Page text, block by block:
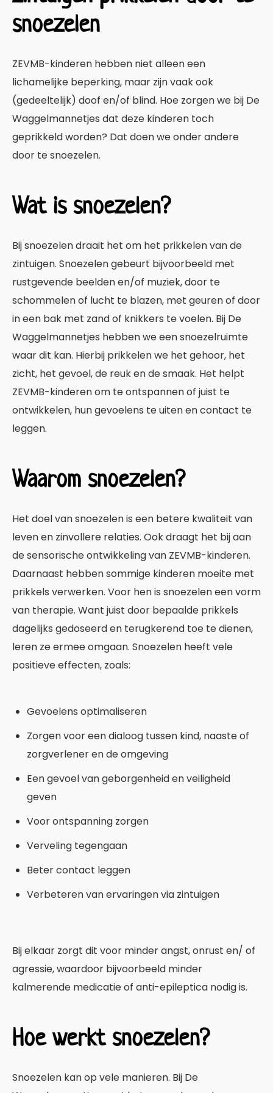
snoezelen
ZEVMB-kinderen hebben niet alleen een
lichamelijke beperking, maar zijn vaak ook
(gedeeltelijk) doof en/of blind. Hoe zorgen we bij De
Waggelmannetjes dat deze kinderen toch
geprikkeld worden? Dat doen we onder andere
door te snoezelen.
Wat is snoezelen?
Bij snoezelen draait het om het prikkelen van de
zintuigen. Snoezelen gebeurt bijvoorbeeld met
rustgevende beelden en/of muziek, door te
schommelen of lucht te blazen, met geuren of door
in een bak met zand of knikkers te voelen. Bij De
Waggelmannetjes hebben we een snoezelruimte
waar dit kan. Hierbij prikkelen we het gehoor, het
zicht, het gevoel, de reuk en de smaak. Het helpt
ZEVMB-kinderenom te ontspannen of juist te
ontwikkelen, hun gevoelens te uiten en contact te
leggen.
Waarom snoezelen?
Het doel van snoezelen is een betere kwaliteit van
leven en zinvollere relaties. Ook draagt het bij aan
de sensorische ontwikkeling van ZEVMB-kinderen.
Daarnaast hebben sommige kinderen moeite met
prikkels verwerken. Voor hen is snoezelen een vorm
van therapie. Want juist door bepaalde prikkels
dagelijks gedoseerd en terugkerend toe te dienen,
leren ze ermee omgaan. Snoezelen heeft vele
positieve effecten, zoals:
Gevoelens optimaliseren
Zorgen voor een dialoog tussen kind, naaste of
zorgverlener en de omgeving
Een gevoel van geborgenheid en veiligheid
geven
Voor ontspanning zorgen
Verveling tegengaan
Beter contact leggen
Verbeteren van ervaringen via zintuigen
Bij elkaar zorgt dit voor minder angst, onrust en/ of
agressie, waardoor bijvoorbeeld minder
kalmerende medicatie of anti-epileptica nodig is.
Hoe werkt snoezelen?
Snoezelen kan op vele manieren. Bij De